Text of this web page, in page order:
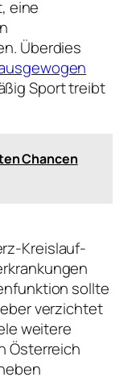
eine
Überdies
Sport treibt
Chancen
Kreislauf-
sollte
verzichtet
weitere
Österreich